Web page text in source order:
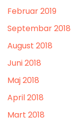
Februar 2019
Septembar 2018
August 2018
Juni 2018
Maj 2018
April 2018
Mart 2018